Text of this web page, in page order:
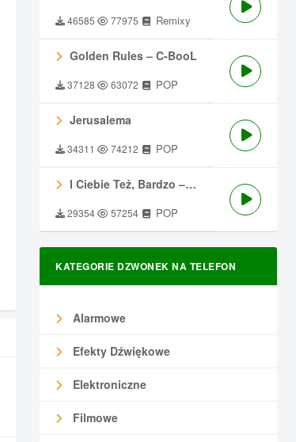
46585 77975 Remixy
Golden Rules – C-BooL
37128 63072 POP
Jerusalema
34311 74212 POP
I Ciebie Też, Bardzo – Męskie Granie
29354 57254 POP
KATEGORIE DZWONEK NA TELEFON
Alarmowe
Efekty Dźwiękowe
Elektroniczne
Filmowe